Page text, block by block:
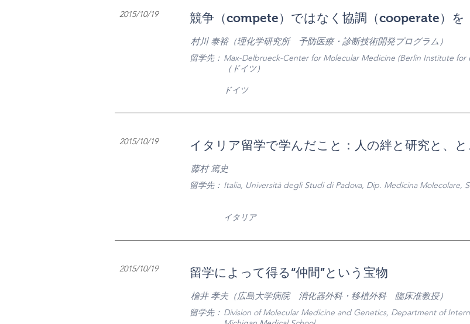
​2015/10/19 競争（compete）ではなく協調（cooperate）を
村川 泰裕（理化学研究所 予防医療・診断技術開発プログラム）
​留学先： Max-Delbrueck-Center for Molecular Medicine (Berlin Institute for
（ドイツ）
​ドイツ
2015/10/19 イタリア留学で学んだこと：人の絆と研究と、
藤村 篤史
​留学先： Italia, Università degli Studi di Padova, Dip. Medicina Molecolare,
​イタリア
​2015/10/19 留学によって得る“仲間”という宝物
檜井 孝夫（広島大学病院 消化器外科・移植外科 臨床准教授）
​留学先： Division of Molecular Medicine and Genetics, Department of